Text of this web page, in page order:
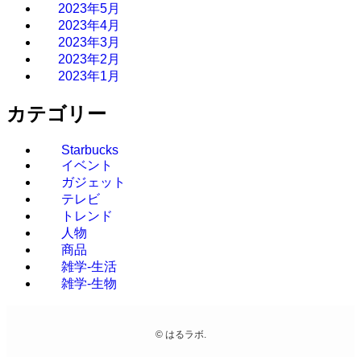
2023年5月
2023年4月
2023年3月
2023年2月
2023年1月
カテゴリー
Starbucks
イベント
ガジェット
テレビ
トレンド
人物
商品
雑学-生活
雑学-生物
©はるラボ.